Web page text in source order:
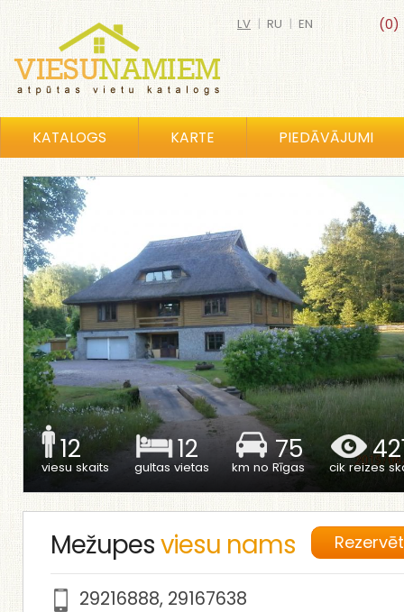
(0)
LV | RU | EN
KATALOGS KARTE PIEDĀVĀJUMI
12
viesu skaits
12
gultas vietas
75
km no Rīgas cik reizes
Mežupesviesu nams Rezervēt
29216888, 29167638